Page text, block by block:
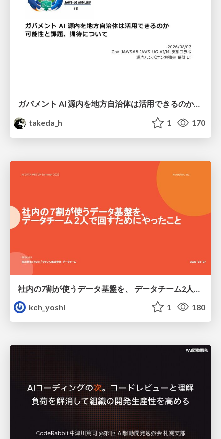
ガバメント AI 源内を地方自治体は活用できるのか 可能性と課題、期待について
takeda_h
1 170
koh_yoshi
1 180